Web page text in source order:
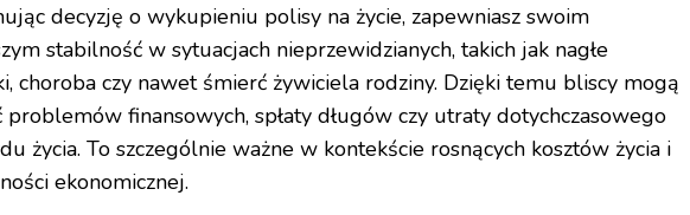
decyzję o wykupieniu polisy na życie, zapewniasz swoim
stabilność w sytuacjach nieprzewidzianych, takich jak nagłe
choroba czy nawet śmierć żywiciela rodziny. Dzięki temu bliscy mogą
problemów finansowych, spłaty długów czy utraty dotychczasowego
życia. To szczególnie ważne w kontekście rosnących kosztów życia i
ekonomicznej.